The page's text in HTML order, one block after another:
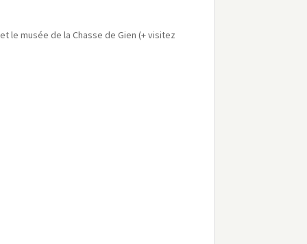
le musée de la Chasse de Gien (+ visitez